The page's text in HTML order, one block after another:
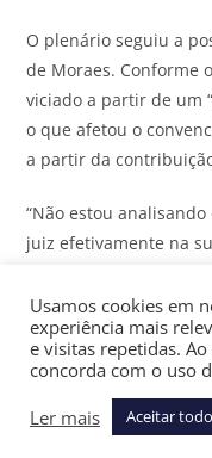
O plenário seguiu a
de Moraes. Conforme
viciado a partir de um
o que afetou o
a partir da
“Não estou
juiz efetivamente na
sexuais tem valor
afastou prova ilícita,
sentença é nula por
Durante a sessão, o
Usamos cookies em
experiência mais
e visitas repetidas.
concorda com o uso
Ler mais
Aceitar